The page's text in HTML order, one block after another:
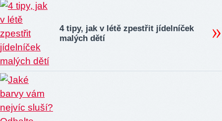
4 tipy, jak v létě zpestřit jídelníček
malých dětí